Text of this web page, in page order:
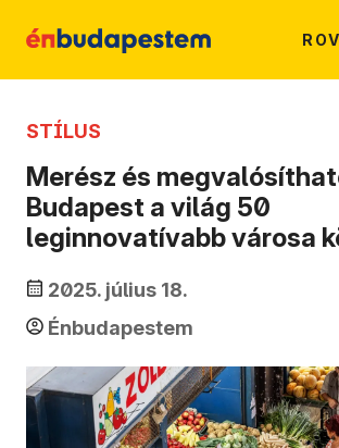
STÍLUS
Merész és
Budapest a világ 50
leginnovatívabb városa
2025. július 18.
Énbudapestem